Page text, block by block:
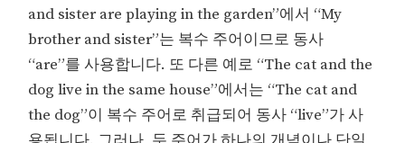
and sister are playing in the garden”에서 “My
brother and sister”는 복수 주어이므로 동사
“are”를 사용합니다. 또 다른 예로 “The cat and the
dog live in the same house”에서는 “The cat and
the dog”이 복수 주어로 취급되어 동사 “live”가 사